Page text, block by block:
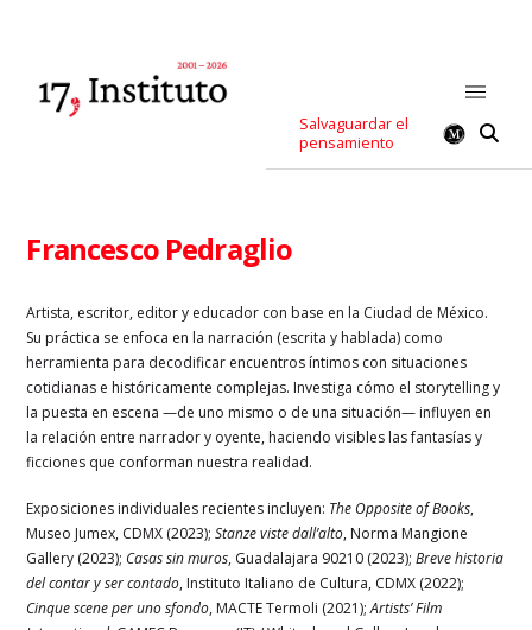
Salvaguardar el
pensamiento
Francesco Pedraglio
Artista, escritor, editor y educador con base en la Ciudad de México.
Su práctica se enfoca en la narración (escrita y hablada) como
herramienta para decodificar encuentros íntimos con situaciones
cotidianas e históricamente complejas. Investiga cómo el storytelling y
la puesta en escena —de uno mismo o de una situación— influyen en
la relación entre narrador y oyente, haciendo visibles las fantasías y
ficciones que conforman nuestra realidad.
Exposiciones individuales recientes incluyen: The Opposite of Books,
Museo Jumex, CDMX (2023);Stanze viste dall’alto, Norma Mangione
Gallery (2023); Casas sin muros, Guadalajara 90210 (2023);Breve historia
del contar y ser contado, Instituto Italiano de Cultura, CDMX (2022);
Cinque scene per uno sfondo, MACTE Termoli (2021);Artists’ Film